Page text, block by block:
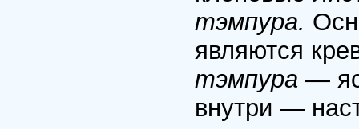
тэмпура.
являются
тэмпура —
внутри —